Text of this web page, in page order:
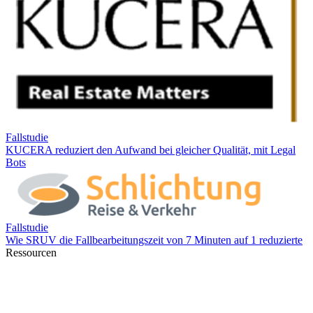
Ressourcen